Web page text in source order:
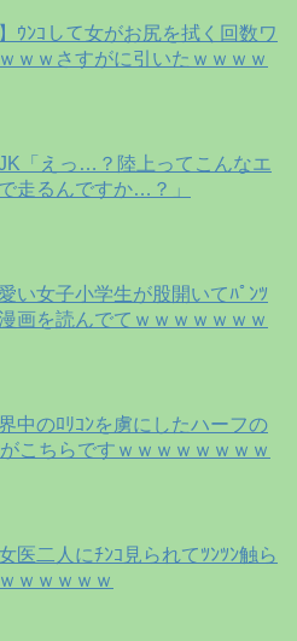
ｳﾝｺして女がお尻を拭く回数ワ
ｗｗさすがに引いたｗｗｗｗ
「えっ…？陸上ってこんなエ
走るんですか…？」
い女子小学生が股開いてﾊﾟﾝﾂ
画を読んでてｗｗｗｗｗｗｗ
中のﾛﾘｺﾝを虜にしたハーフの
こちらですｗｗｗｗｗｗｗｗ
医二人にﾁﾝｺ見られてﾂﾝﾂﾝ触ら
ｗｗｗｗｗ